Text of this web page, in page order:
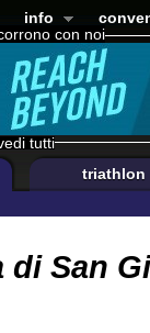
con noi
tutti
info
triathlon
di San